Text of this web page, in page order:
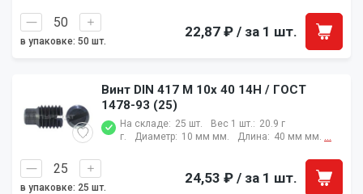
в упаковке: 50 шт.
22,87 ₽ / за 1 шт.
Винт DIN 417 M 10x 40 14H / ГОСТ
1478-93 (25)
На складе: 25 шт. Вес 1 шт.: 20.9 г
г.
Диаметр: 10 мм мм. Длина: 40 мм мм. ...
в упаковке: 25 шт.
24,53 ₽ / за 1 шт.